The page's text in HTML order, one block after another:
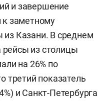
и завершение
к заметному
Казани. В среднем
из столицы
на 26% по
третий показатель
и Санкт-Петербурга